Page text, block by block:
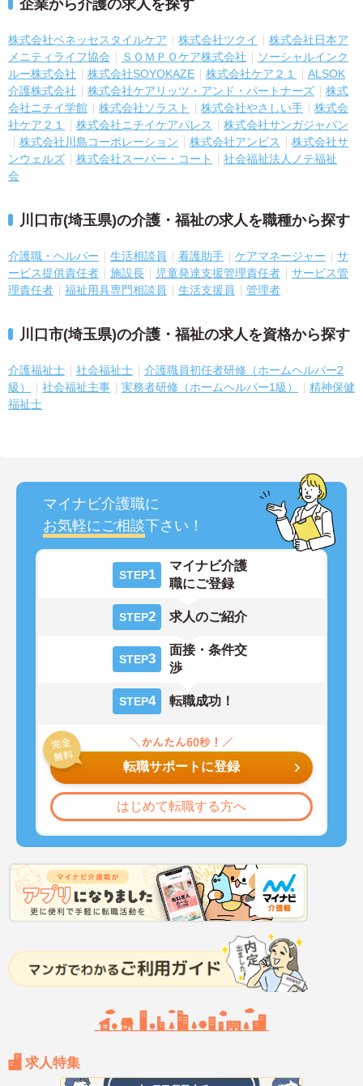
企業から介護の求人を探す
株式会社ベネッセスタイルケア 株式会社ツクイ
株式会社日本ア
メニティライフ協会
ＳＯＭＰＯケア株式会社
ソーシャルインク
ルー株式会社
株式会社SOYOKAZE 株式会社ケア２１
ALSOK
介護株式会社
株式会社ケアリッツ・アンド・パートナーズ
株式
会社ニチイ学館
株式会社ソラスト 株式会社やさしい手
株式会
社ケア２１
株式会社ニチイケアパレス
株式会社サンガジャパン
株式会社川島コーポレーション
株式会社アンビス
株式会社サ
ンウェルズ
株式会社スーパー・コート
社会福祉法人ノテ福祉
会
川口市(埼玉県)の介護・福祉の求人を職種から探す
介護職・ヘルパー 生活相談員 看護助手 ケアマネージャー
サ
ービス提供責任者
施設長 児童発達支援管理責任者
サービス管
理責任者
福祉用具専門相談員 生活支援員 管理者
川口市(埼玉県)の介護・福祉の求人を資格から探す
介護福祉士 社会福祉士
介護職員初任者研修（ホームヘルパー2
級）
社会福祉主事 実務者研修（ホームヘルパー1級）
精神保健
福祉士
マイナビ介護職に
お気軽にご相談下さい！
STEP1
マイナビ介護
職にご登録
STEP2 求人のご紹介
STEP3
面接・条件交
渉
STEP4 転職成功！
転職サポートに登録
はじめて転職する方へ
求人特集